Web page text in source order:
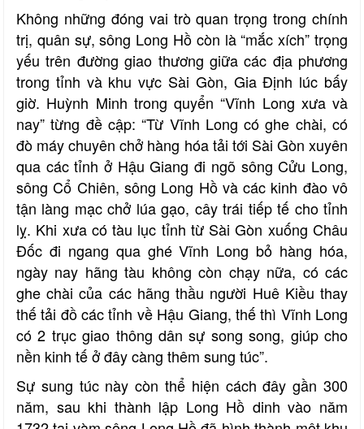
Không những đóng vai trò quan trọng trong chính
trị, quân sự, sông Long Hồ còn là “mắc xích” trọng
yếu trên đường giao thương giữa các địa phương
trong tỉnh và khu vực Sài Gòn, Gia Định lúc bấy
giờ. Huỳnh Minh trong quyển “Vĩnh Long xưa và
nay” từng đề cập: “Từ Vĩnh Long có ghe chài, có
đò máy chuyên chở hàng hóa tải tới Sài Gòn xuyên
qua các tỉnh ở Hậu Giang đi ngõ sông Cửu Long,
sông Cổ Chiên, sông Long Hồ và các kinh đào vô
tận làng mạc chở lúa gạo, cây trái tiếp tế cho tỉnh
lỵ. Khi xưa có tàu lục tỉnh từ Sài Gòn xuống Châu
Đốc đi ngang qua ghé Vĩnh Long bỏ hàng hóa,
ngày nay hãng tàu không còn chạy nữa, có các
ghe chài của các hãng thầu người Huê Kiều thay
thế tải đồ các tỉnh về Hậu Giang, thế thì Vĩnh Long
có 2 trục giao thông dân sự song song, giúp cho
nền kinh tế ở đây càng thêm sung túc”.
Sự sung túc này còn thể hiện cách đây gần 300
năm, sau khi thành lập Long Hồ dinh vào năm